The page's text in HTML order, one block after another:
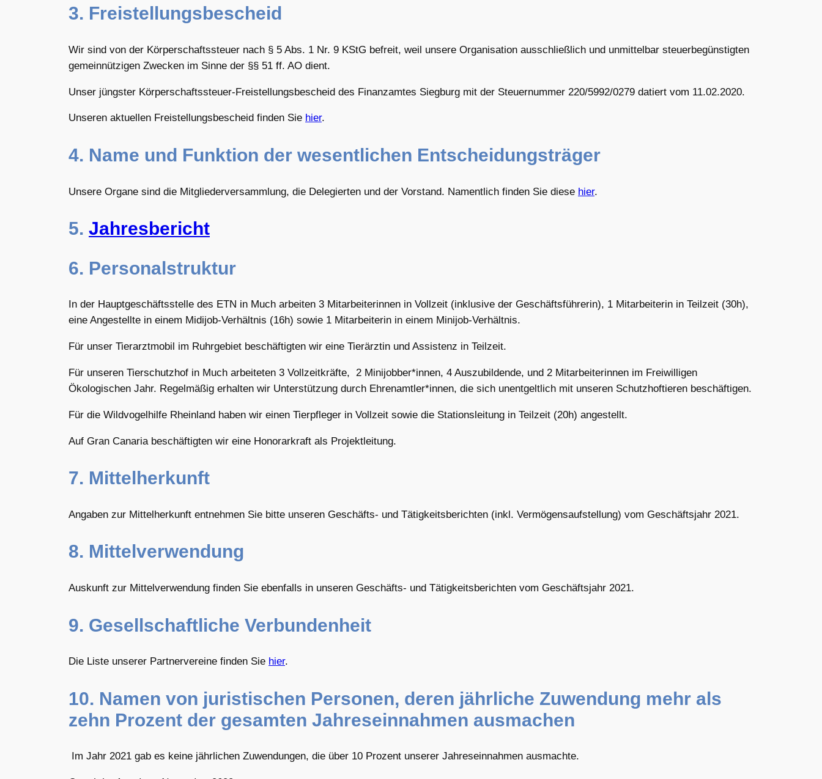
3. Freistellungsbescheid
Wir sind von der Körperschaftssteuer nach § 5 Abs. 1 Nr. 9 KStG befreit, weil unsere Organisation ausschließlich und unmittelbar steuerbegünstigten
gemeinnützigen Zwecken im Sinne der §§ 51 ff. AO dient.
Unser jüngster Körperschaftssteuer-Freistellungsbescheid des Finanzamtes Siegburg mit der Steuernummer 220/5992/0279 datiert vom 11.02.2020.
Unseren aktuellen Freistellungsbescheid finden Sie hier.
4. Name und Funktion der wesentlichen Entscheidungsträger
Unsere Organe sind die Mitgliederversammlung, die Delegierten und der Vorstand. Namentlich finden Sie diese hier.
5. Jahresbericht
6. Personalstruktur
In der Hauptgeschäftsstelle des ETN in Much arbeiten 3 Mitarbeiterinnen in Vollzeit (inklusive der Geschäftsführerin), 1 Mitarbeiterin in Teilzeit (30h),
eine Angestellte in einem Midijob-Verhältnis (16h) sowie 1 Mitarbeiterin in einem Minijob-Verhältnis.
Für unser Tierarztmobil im Ruhrgebiet beschäftigten wir eine Tierärztin und Assistenz in Teilzeit.
Für unseren Tierschutzhof in Much arbeiteten 3 Vollzeitkräfte, 2 Minijobber*innen, 4 Auszubildende, und 2 Mitarbeiterinnen im Freiwilligen
Ökologischen Jahr. Regelmäßig erhalten wir Unterstützung durch Ehrenamtler*innen, die sich unentgeltlich mit unseren Schutzhoftieren beschäftigen.
Für die Wildvogelhilfe Rheinland haben wir einen Tierpfleger in Vollzeit sowie die Stationsleitung in Teilzeit (20h) angestellt.
Auf Gran Canaria beschäftigten wir eine Honorarkraft als Projektleitung.
7. Mittelherkunft
Angaben zur Mittelherkunft entnehmen Sie bitte unseren Geschäfts- und Tätigkeitsberichten (inkl. Vermögensaufstellung) vom Geschäftsjahr 2021.
8. Mittelverwendung
Auskunft zur Mittelverwendung finden Sie ebenfalls in unseren Geschäfts- und Tätigkeitsberichten vom Geschäftsjahr 2021.
9. Gesellschaftliche Verbundenheit
Die Liste unserer Partnervereine finden Sie hier.
10. Namen von juristischen Personen, deren jährliche Zuwendung mehr als
zehn Prozent der gesamten Jahreseinnahmen ausmachen
Im Jahr 2021 gab es keine jährlichen Zuwendungen, die über 10 Prozent unserer Jahreseinnahmen ausmachte.